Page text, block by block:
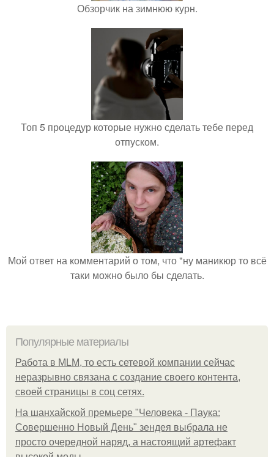
Обзорчик на зимнюю курн.
Топ 5 процедур которые нужно сделать тебе перед
отпуском.
Мой ответ на комментарий о том, что "ну маникюр то всё
таки можно было бы сделать.
Популярные материалы
Работа в MLM, то есть сетевой компании сейчас
неразрывно связана с создание своего контента,
своей страницы в соц сетях.
На шанхайской премьере "Человека - Паука:
Совершенно Новый День" зендея выбрала не
просто очередной наряд, а настоящий артефакт